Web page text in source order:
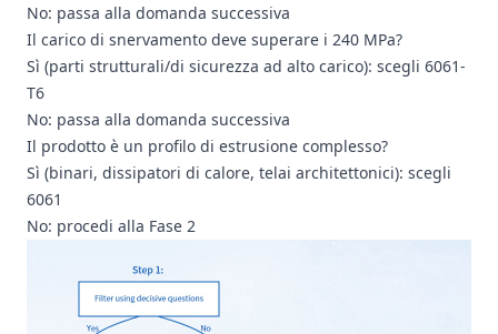
No: passa alla domanda successiva
Il carico di snervamento deve superare i 240 MPa?
Sì (parti strutturali/di sicurezza ad alto carico): scegli 6061-
T6
No: passa alla domanda successiva
Il prodotto è un profilo di estrusione complesso?
Sì (binari, dissipatori di calore, telai architettonici): scegli
6061
No: procedi alla Fase 2